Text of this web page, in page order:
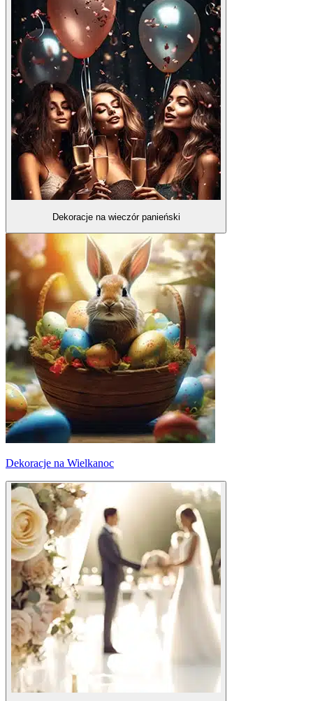
Dekoracje na wieczór panieński
Dekoracje na Wielkanoc